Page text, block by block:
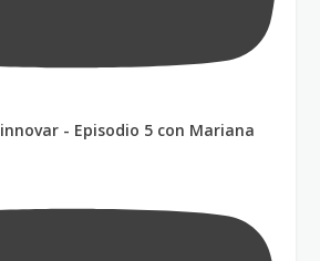
- Episodio 5 con Mariana